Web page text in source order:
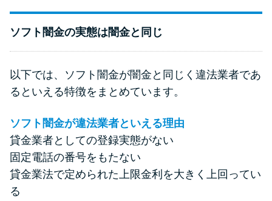
たい…市役所に相談より賢い方
法2選
街金とは？絶対審査通る？借金
に悩む人へ街金をおすすめしな
質屋でお金を借りるには？年利
やシステムをカードローンと比
較
ソフト闇金の実態は闇金と同じ
以下では、ソフト闇金が闇金と同じく違法業者であ
るといえる特徴をまとめています。
ソフト闇金が違法業者といえる理由
貸金業者としての登録実態がない
固定電話の番号をもたない
貸金業法で定められた上限金利を大きく上回ってい
る